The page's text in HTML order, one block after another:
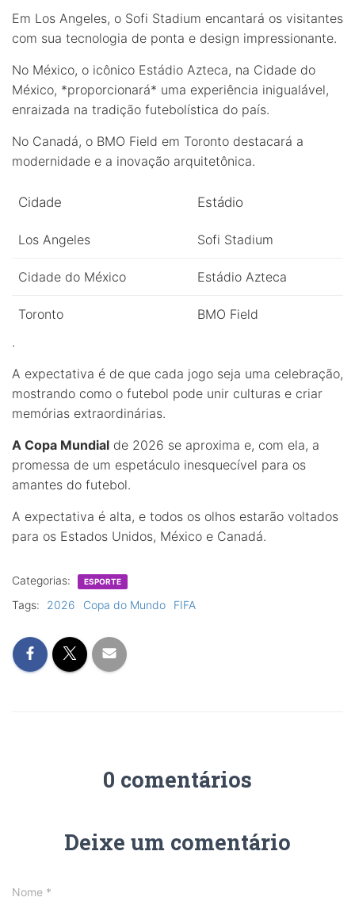
Em Los Angeles, o Sofi Stadium encantará os visitantes
com sua tecnologia de ponta e design impressionante.
No México, o icônico Estádio Azteca, na Cidade do
México, *proporcionará* uma experiência inigualável,
enraizada na tradição futebolística do país.
No Canadá, o BMO Field em Toronto destacará a
modernidade e a inovação arquitetônica.
Cidade Estádio
Los Angeles Sofi Stadium
Cidade do México Estádio Azteca
Toronto
BMO Field
.
A expectativa é de que cada jogo seja uma celebração,
mostrando como o futebol pode unir culturas e criar
memórias extraordinárias.
A Copa Mundial de 2026 se aproxima e, com ela, a
promessa de um espetáculo inesquecível para os
amantes do futebol.
A expectativa é alta, e todos os olhos estarão voltados
para os Estados Unidos, México e Canadá.
Categorias: ESPORTE
Tags: 2026 Copa do Mundo FIFA
0 comentários
Deixe um comentário
Nome *